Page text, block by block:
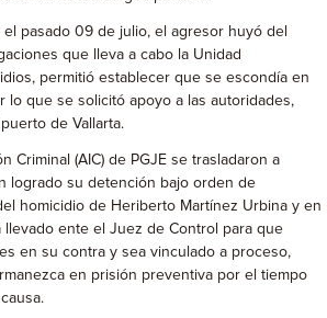
el pasado 09 de julio, el agresor huyó del
que lleva a cabo la Unidad
permitió establecer que se escondía en
lo que se solicitó apoyo a las autoridades,
de Vallarta.
Criminal (AIC) de PGJE se trasladaron a
logrado su detención bajo orden de
homicidio de Heriberto Martínez Urbina y en
llevado ente el Juez de Control para que
en su contra y sea vinculado a proceso,
en prisión preventiva por el tiempo